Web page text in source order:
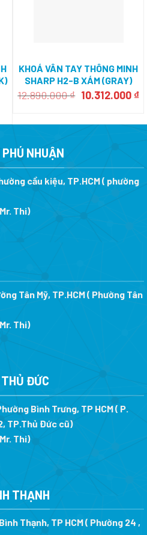
₫.
KHOÁ VÂN TAY THÔNG MINH
SHARP H2-B XÁM (GRAY)
12.890.000₫ Giá
12.890.000 ₫.
10.312.000 ₫
NHUẬN
cầu kiệu, TP.HCM ( phường
Thi)
Tân Mỹ, TP.HCM ( Phường Tân
Thi)
ĐỨC
Bình Trưng, TP HCM ( P.
TP.Thủ Đức cũ)
Thi)
THẠNH
Thạnh, TP HCM ( Phường 24 ,